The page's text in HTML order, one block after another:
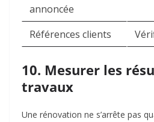
annoncée
Références clients
10. Mesurer les
travaux
Une rénovation ne s’arrête pas